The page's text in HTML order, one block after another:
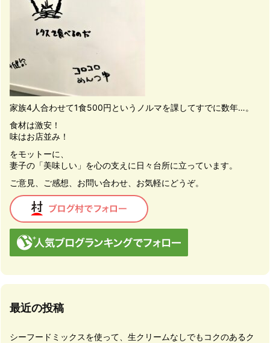
家族4人合わせて1食500円というノルマを課してすでに数年…。
食材は激安！
味はお店並み！
をモットーに、
妻子の「美味しい」を心の支えに日々台所に立っています。
ご意見、ご感想、お問い合わせ、お気軽にどうぞ。
最近の投稿
シーフードミックスを使って、生クリームなしでもコクのあるク